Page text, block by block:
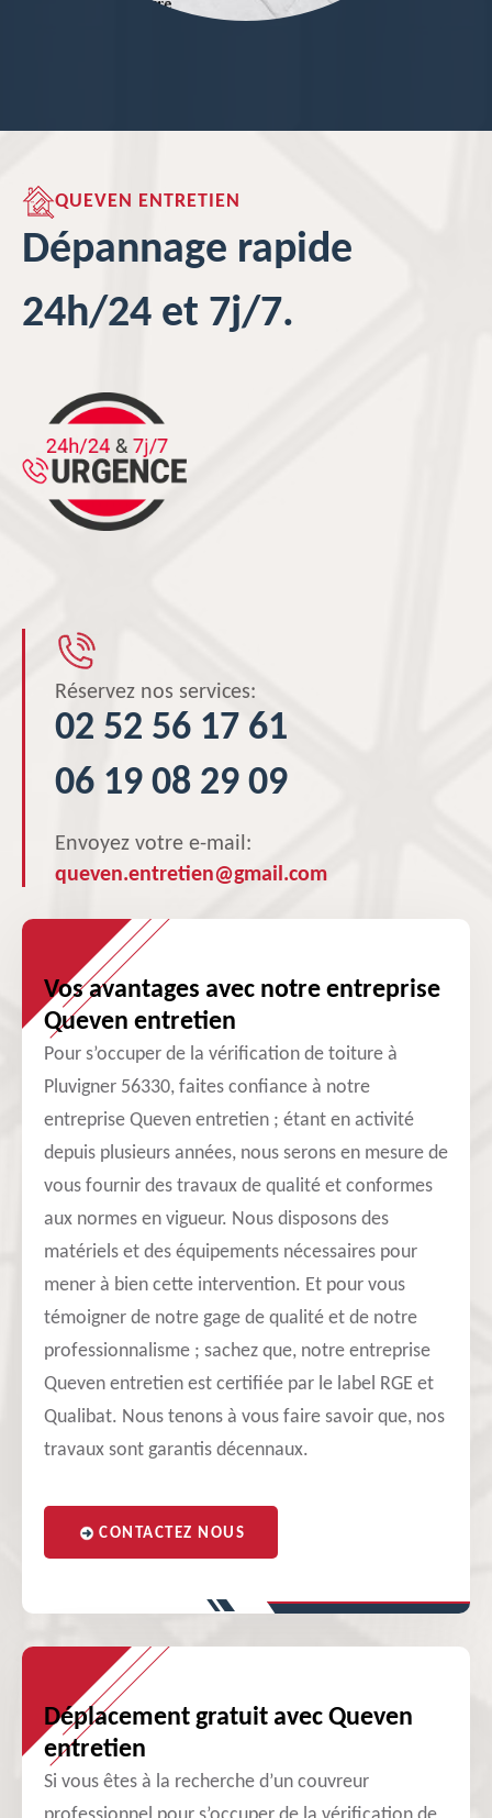
QUEVEN ENTRETIEN
Dépannage rapide
24h/24 et 7j/7.
Réservez nos services:
02 52 56 17 61
06 19 08 29 09
Envoyez votre e-mail:
queven.entretien@gmail.com
Vos avantages avec notre entreprise
Queven entretien
Pour s’occuper de la vérification de toiture à
Pluvigner 56330, faites confiance à notre
entreprise Queven entretien ; étant en activité
depuis plusieurs années, nous serons en mesure de
vous fournir des travaux de qualité et conformes
aux normes en vigueur. Nous disposons des
matériels et des équipements nécessaires pour
mener à bien cette intervention. Et pour vous
témoigner de notre gage de qualité et de notre
professionnalisme ; sachez que, notre entreprise
Queven entretien est certifiée par le label RGE et
Qualibat. Nous tenons à vous faire savoir que, nos
travaux sont garantis décennaux.
CONTACTEZ NOUS
Déplacement gratuit avec Queven
entretien
Si vous êtes à la recherche d’un couvreur